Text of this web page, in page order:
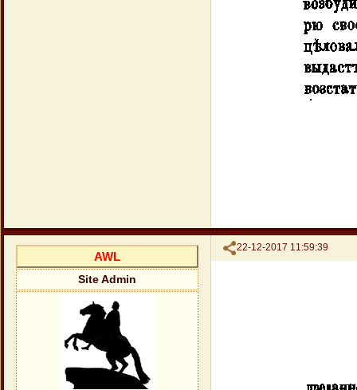
Поделиться
22-12-2017 11:59:39
AWL
Site Admin